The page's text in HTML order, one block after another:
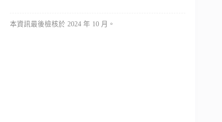
本資訊最後檢核於 2024 年 10 月。